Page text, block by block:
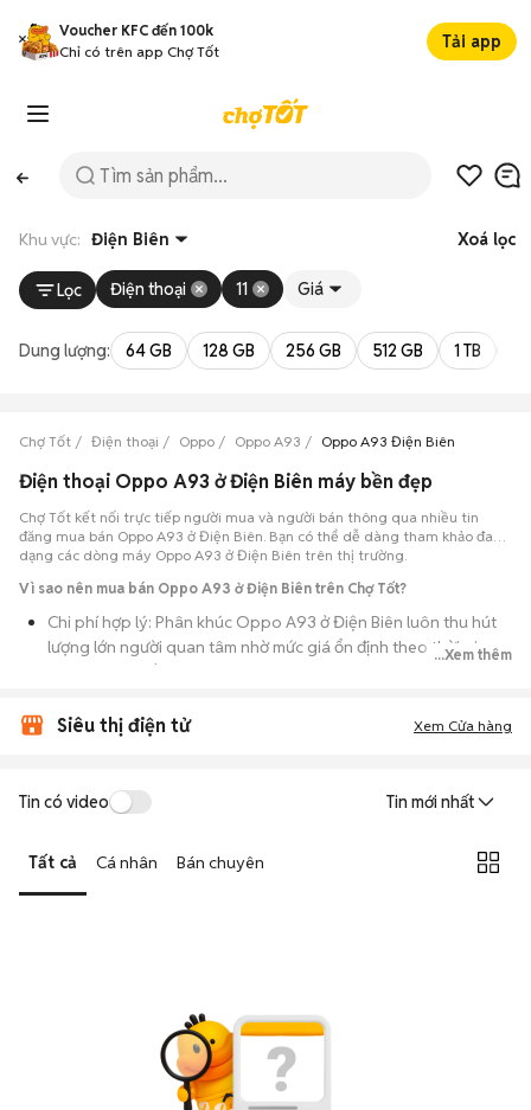
Voucher KFC đến 100k
Chỉ có trên app Chợ Tốt
Tải app
Khu vực: Điện Biên Xoá lọc
Lọc Điện thoại 11 Giá
Dung lượng: 64 GB 128 GB 256 GB 512 GB 1 TB
Chợ Tốt Điện thoại Oppo Oppo A93 Oppo A93 Điện Biên
Điện thoại Oppo A93 ở Điện Biên máy bền đẹp
Chợ Tốt kết nối trực tiếp người mua và người bán thông qua nhiều tin
đăng mua bán Oppo A93 ở Điện Biên. Bạn có thể dễ dàng tham khảo đa
dạng các dòng máy Oppo A93 ở Điện Biên trên thị trường.
Vì sao nên mua bán Oppo A93 ở Điện Biên trên Chợ Tốt?
Chi phí hợp lý: Phân khúc Oppo A93 ở Điện Biên luôn thu hút
lượng lớn người quan tâm nhờ mức giá ổn định theo thời gian,
phù hợp với số đông.
Biên cung cấp cho bạn nhiều lựa chọn về tỷ lệ phần trăm pin,
Giao dịch thực tế: Việc gặp nhau trực tiếp giúp bạn có thời
...Xem thêm
Siêu thị điện tử Xem Cửa hàng
Tin có video Tin mới nhất
Tất cả Cá nhân Bán chuyên